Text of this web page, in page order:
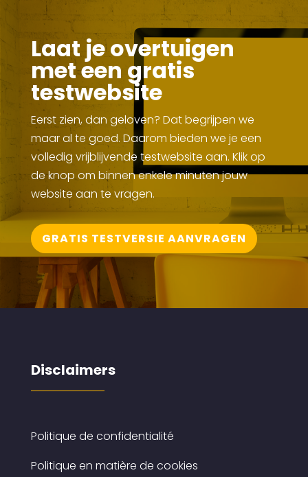
Laat je overtuigen
met een gratis
testwebsite
Eerst zien, dan geloven? Dat begrijpen we
maar al te goed. Daarom bieden we je een
volledig vrijblijvende testwebsite aan. Klik op
de knop om binnen enkele minuten jouw
website aan te vragen.
GRATIS TESTVERSIE AANVRAGEN
Disclaimers
Politique de confidentialité
Politique en matière de cookies